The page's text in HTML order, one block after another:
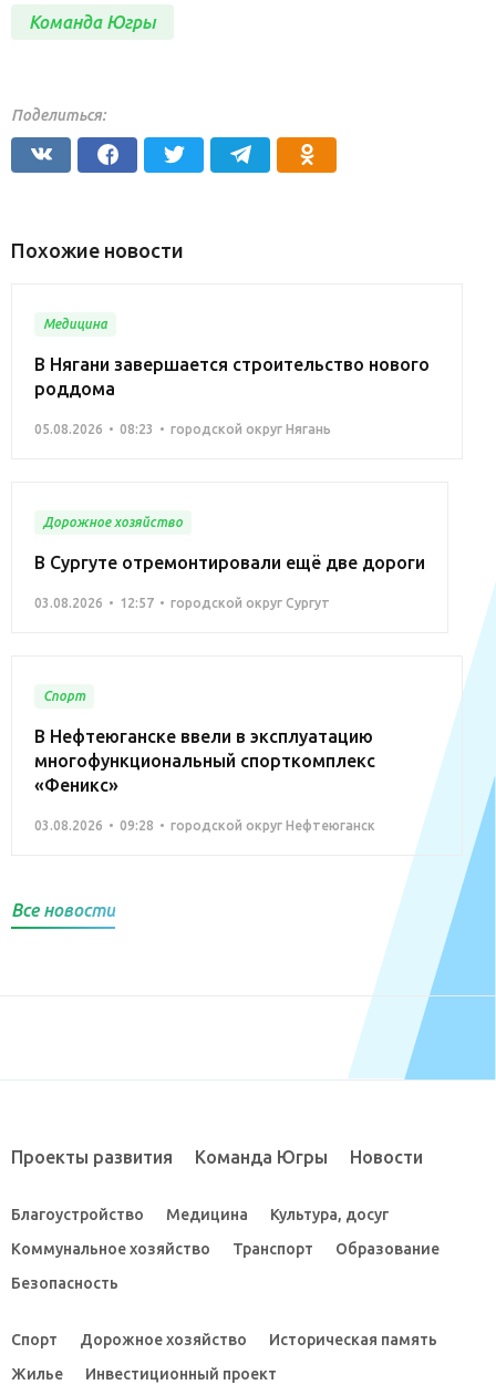
Команда Югры
Поделиться:
Похожие новости
Медицина
В Нягани завершается строительство нового
роддома
05.08.2026 08:23 городской округ Нягань
Дорожное хозяйство
В Сургуте отремонтировали ещё две дороги
03.08.2026 12:57 городской округ Сургут
Спорт
В Нефтеюганске ввели в эксплуатацию
многофункциональный спорткомплекс
«Феникс»
03.08.2026 09:28 городской округ Нефтеюганск
Все новости
Проекты развития Команда Югры Новости
Благоустройство Медицина
Культура, досуг
Коммунальное хозяйство
Транспорт
Образование
Безопасность
Спорт Дорожное хозяйство
Историческая память
Жилье
Инвестиционный проект